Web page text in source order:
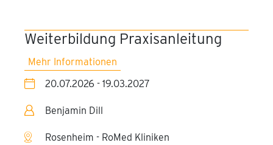
München - PEG Akademie
2026
2027
Weiterbildung Praxisanleitung
Mehr Informationen
20.07.2026 - 19.03.2027
Benjamin Dill
Rosenheim - RoMed Kliniken